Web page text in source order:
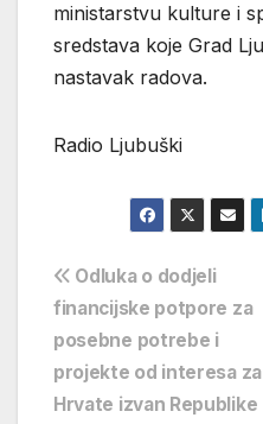
ministarstvu kulture i
sredstava koje Grad
nastavak radova.
Radio Ljubuški
Navigacija
objava
Odluka o dodjeli
financijske potpore za
posebne potrebe i
projekte od interesa za
Hrvate izvan Republike